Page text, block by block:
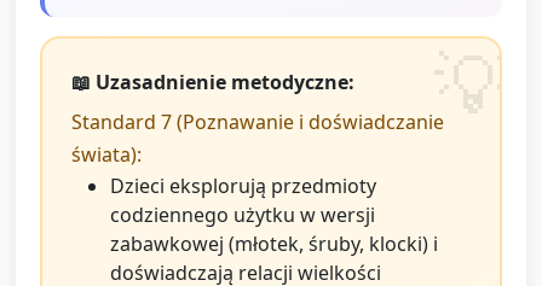
📖 Uzasadnienie metodyczne:
Standard 7 (Poznawanie i doświadczanie
świata):
Dzieci eksplorują przedmioty
codziennego użytku w wersji
zabawkowej (młotek, śruby, klocki) i
doświadczają relacji wielkości